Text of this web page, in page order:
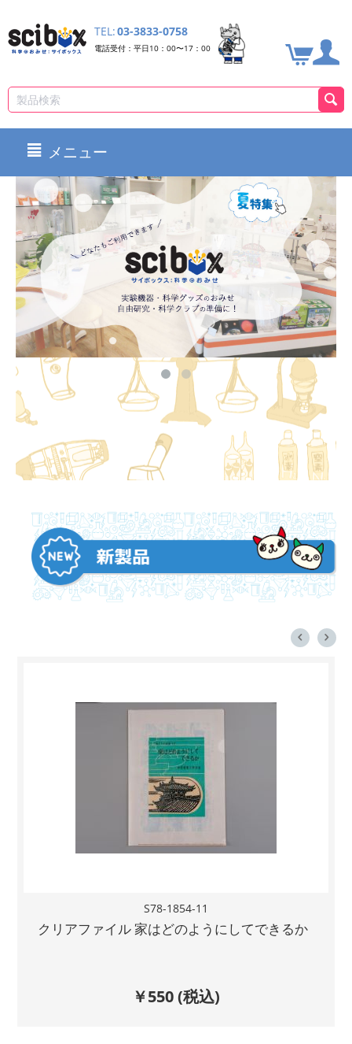
TEL:03-3833-0758
電話受付：平日10：00〜17：00
メニュー
S78-1854-11
クリアファイル 家はどのようにしてできるか
￥550(税込)